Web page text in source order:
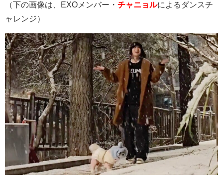
（下の画像は、EXOメンバー・ チャニョルによるダンスチ
ャレンジ）